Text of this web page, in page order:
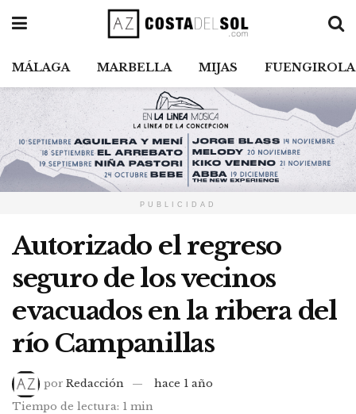
MÁLAGA MARBELLA MIJAS FUENGIROLA
PUBLICIDAD
Autorizado el regreso
seguro de los vecinos
evacuados en la ribera del
río Campanillas
por Redacción
hace 1 año
Tiempo de lectura: 1 min